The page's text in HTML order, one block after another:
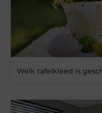
Welk tafelkleed is